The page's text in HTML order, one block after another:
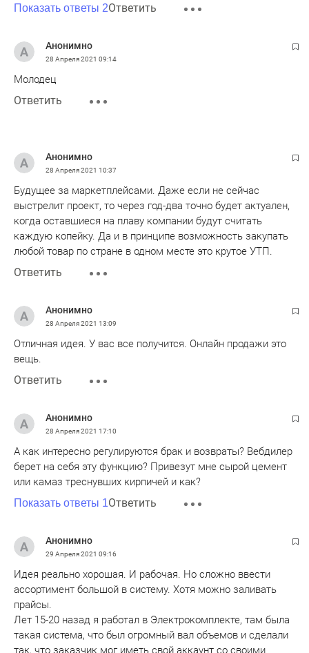
Показать ответы 2Ответить
Анонимно
28 Апреля 2021 09:14
Молодец
Ответить
Анонимно
28 Апреля 2021 10:37
Будущее за маркетплейсами. Даже если не сейчас
выстрелит проект, то через год-два точно будет актуален,
когда оставшиеся на плаву компании будут считать
каждую копейку. Да и в принципе возможность закупать
любой товар по стране в одном месте это крутое УТП.
Ответить
Анонимно
28 Апреля 2021 13:09
Отличная идея. У вас все получится. Онлайн продажи это
вещь.
Ответить
Анонимно
28 Апреля 2021 17:10
А как интересно регулируются брак и возвраты? Вебдилер
берет на себя эту функцию? Привезут мне сырой цемент
или камаз треснувших кирпичей и как?
Показать ответы 1Ответить
Анонимно
29 Апреля 2021 09:16
Идея реально хорошая. И рабочая. Но сложно ввести
ассортимент большой в систему. Хотя можно заливать
прайсы.
Лет 15-20 назад я работал в Электрокомплекте, там была
такая система, что был огромный вал объемов и сделали
так, что заказчик мог иметь свой аккаунт со своими